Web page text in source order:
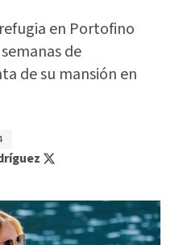
en Portofino
de
de su mansión en